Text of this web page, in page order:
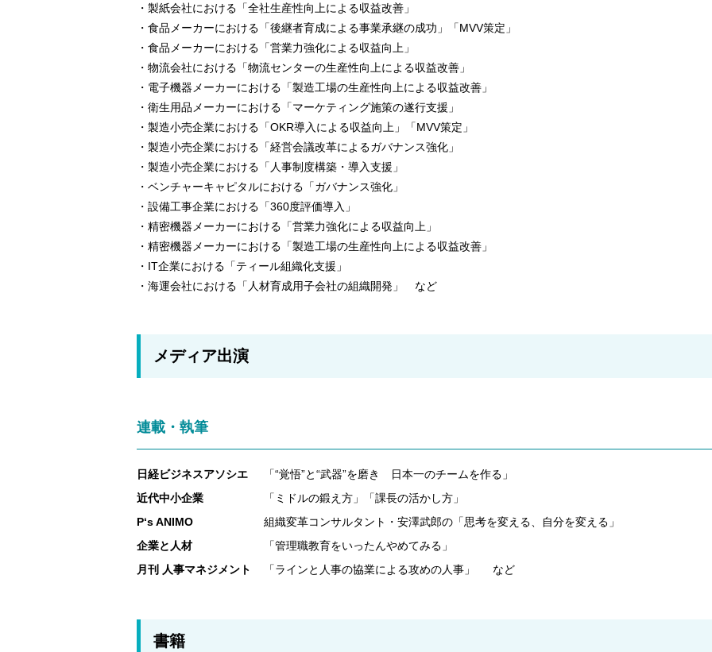
・製紙会社における「全社生産性向上による収益改善」
・食品メーカーにおける「後継者育成による事業承継の成功」「MVV策定」
・食品メーカーにおける「営業力強化による収益向上」
・物流会社における「物流センターの生産性向上による収益改善」
・電子機器メーカーにおける「製造工場の生産性向上による収益改善」
・衛生用品メーカーにおける「マーケティング施策の遂行支援」
・製造小売企業における「OKR導入による収益向上」「MVV策定」
・製造小売企業における「経営会議改革によるガバナンス強化」
・製造小売企業における「人事制度構築・導入支援」
・ベンチャーキャピタルにおける「ガバナンス強化」
・設備工事企業における「360度評価導入」
・精密機器メーカーにおける「営業力強化による収益向上」
・精密機器メーカーにおける「製造工場の生産性向上による収益改善」
・IT企業における「ティール組織化支援」
・海運会社における「人材育成用子会社の組織開発」 など
メディア出演
連載・執筆
日経ビジネスアソシエ
「“覚悟”と“武器”を磨き 日本一のチームを作る」
近代中小企業
「ミドルの鍛え方」「課長の活かし方」
P‘s ANIMO
組織変革コンサルタント・安澤武郎の「思考を変える、自分を変える」
企業と人材
「管理職教育をいったんやめてみる」
月刊 人事マネジメント
「ラインと人事の協業による攻めの人事」 など
書籍